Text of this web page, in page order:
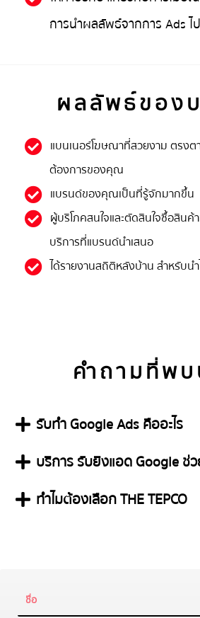
การนำผลลัพธ์จากการ Ads
ผลลัพธ์ของ
แบนเนอร์โฆษณาที่สวยงาม ตรงต
ต้องการของคุณ
แบรนด์ของคุณเป็นที่รู้จักมากขึ้น
ผู้บริโภคสนใจและตัดสินใจซื้อสินค้
บริการที่แบรนด์นำเสนอ
ได้รายงานสถิติหลังบ้าน สำหรับน
คำถามที่พ
รับทำ Google Ads คืออะไร
บริการ รับยิงแอด Google ช่ว
ทำไมต้องเลือก THE TEPCO​
Name